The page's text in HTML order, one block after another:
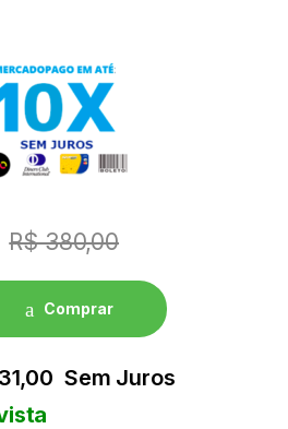
NORD
KORG
SOPRO
R$380,00
Comprar
31,00 Sem Juros